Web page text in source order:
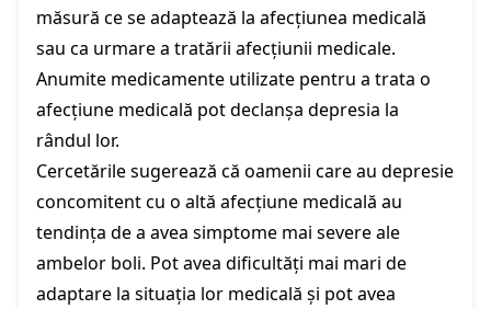
măsură ce se adaptează la afecțiunea medicală
sau ca urmare a tratării afecțiunii medicale.
Anumite medicamente utilizate pentru a trata o
afecțiune medicală pot declanșa depresia la
rândul lor.
Cercetările sugerează că oamenii care au depresie
concomitent cu o altă afecțiune medicală au
tendința de a avea simptome mai severe ale
ambelor boli. Pot avea dificultăți mai mari de
adaptare la situația lor medicală și pot avea